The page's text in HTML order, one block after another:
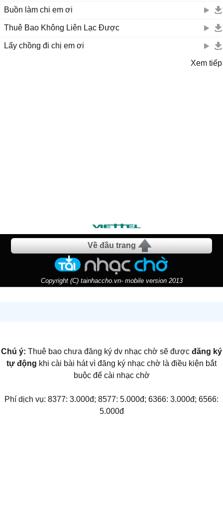
Buồn làm chi em ơi
Thuê Bao Không Liên Lạc Được
Lấy chồng đi chị em ơi
Xem tiếp
Về đầu trang
Copyright (C) tainhaccho.vn- mobile version 2013
Chú ý: Thuê bao chưa đăng ký dv nhạc chờ sẽ được đăng ký
tự động khi cài bài hát vì đăng ký nhạc chờ là điều kiện bắt
buộc để cài nhạc chờ
Phí dịch vụ: 8377: 3.000đ; 8577: 5.000đ; 6366: 3.000đ; 6566:
5.000đ